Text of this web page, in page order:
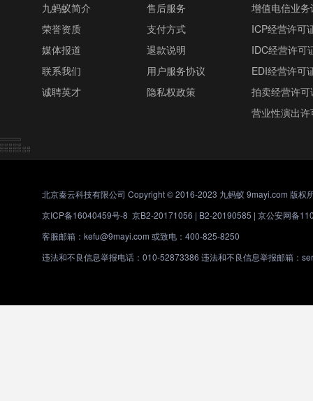
九蚂蚁简介
荣誉资质
媒体报道
联系我们
诚聘英才
售后服务
支付方式
退款说明
用户服务协议
隐私权政策
增值电信业
ICP经营许可
IDC经营许可
EDI经营许可
拍卖经营许可
营业性演出许
北京秦云科技有限公司 Copyright © 2016-2023 九蚂蚁 9mayi.com 版权
京ICP备16040459号-8 京B2-20171056 | B2-20190585 | 京公安网备
客服邮箱：kefu@9mayi.com 或致电：400-825-8250
违法和不良信息举报电话：010-52873386 违法和不良信息举报邮箱：